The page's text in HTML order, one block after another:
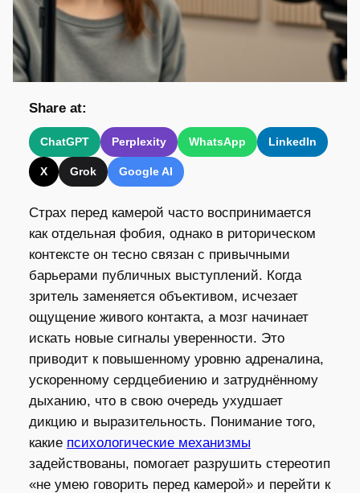
Share at:
ChatGPT Perplexity WhatsApp LinkedIn
X Grok Google AI
Страх перед камерой часто воспринимается
как отдельная фобия, однако в риторическом
контексте он тесно связан с привычными
барьерами публичных выступлений. Когда
зритель заменяется объективом, исчезает
ощущение живого контакта, а мозг начинает
искать новые сигналы уверенности. Это
приводит к повышенному уровню адреналина,
ускоренному сердцебиению и затруднённому
дыханию, что в свою очередь ухудшает
дикцию и выразительность. Понимание того,
какие психологические механизмы
задействованы, помогает разрушить стереотип
«не умею говорить перед камерой» и перейти к